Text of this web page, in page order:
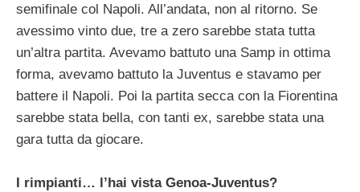
semifinale col Napoli. All’andata, non al ritorno. Se
avessimo vinto due, tre a zero sarebbe stata tutta
un’altra partita. Avevamo battuto una Samp in ottima
forma, avevamo battuto la Juventus e stavamo per
battere il Napoli. Poi la partita secca con la Fiorentina
sarebbe stata bella, con tanti ex, sarebbe stata una
gara tutta da giocare.
I rimpianti… l’hai vista Genoa-Juventus?